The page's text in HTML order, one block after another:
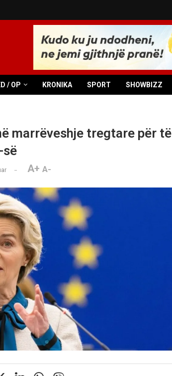
/ OP KRONIKA SPORT SHOWBIZZ
marrëveshje tregtare për të
së
A+ A-